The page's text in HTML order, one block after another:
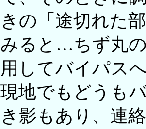
きの「途切れた
みると…ちず丸
用してバイパス
現地でもどうも
き影もあり、連